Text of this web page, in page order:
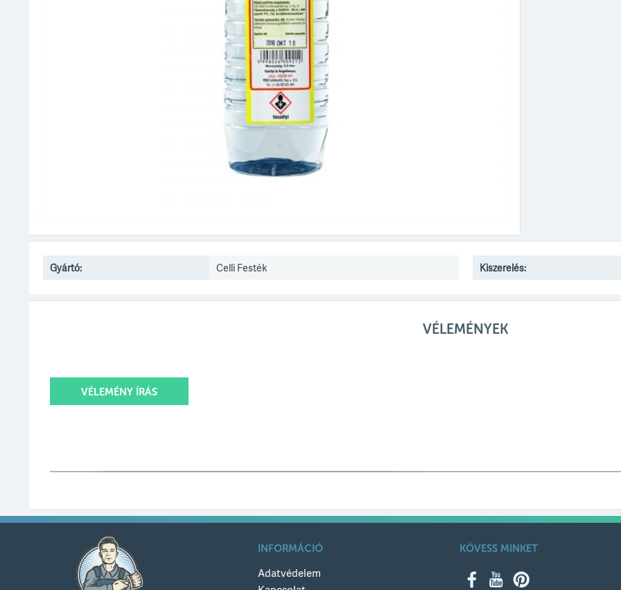
Gyártó: Celli Festék Kiszerelés:
VÉLEMÉNYEK
VÉLEMÉNY ÍRÁS
Értékelésed címe
Értékelésed szövege
INFORMÁCIÓ
Adatvédelem
KÖVESS MINKET